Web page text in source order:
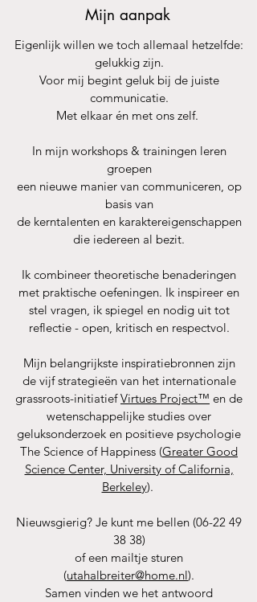
Mijn aanpak
Eigenlijk willen we toch allemaal hetzelfde:
gelukkig zijn.
Voor mij begint geluk bij de juiste
communicatie.
Met elkaar én met ons zelf.
In mijn workshops & trainingen leren
groepen
een nieuwe manier van communiceren, op
basis van
de kerntalenten en karaktereigenschappen
die iedereen al bezit.
Ik combineer theoretische benaderingen
met praktische oefeningen. Ik inspireer en
stel vragen, ik spiegel en nodig uit tot
reflectie - open, kritisch en respectvol.
Mijn belangrijkste inspiratiebronnen zijn
de vijf strategieën van het internationale
grassroots-initiatiefVirtues Project™ en de
wetenschappelijke studies over
geluksonderzoek en positieve psychologie
The Science of Happiness (Greater Good
Science Center, University of California,
Berkeley).
Nieuwsgierig? Je kunt me bellen (06-22 49
38 38)
of een mailtje sturen
(utahalbreiter@home.nl).
Samen vinden we het antwoord